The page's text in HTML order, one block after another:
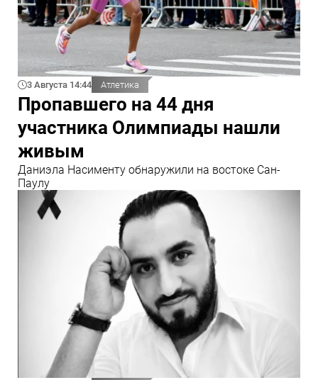
3 Августа 14:44 Атлетика
Пропавшего на 44 дня
участника Олимпиады нашли
живым
Даниэла Насименту обнаружили на востоке Сан-
Паулу